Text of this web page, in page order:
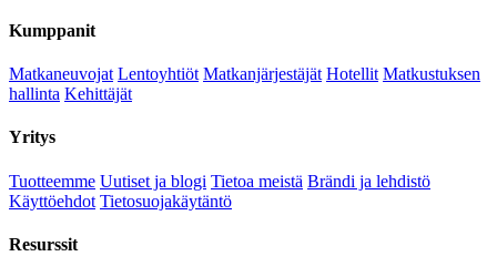
Kumppanit
Matkaneuvojat Lentoyhtiöt Matkanjärjestäjät Hotellit Matkustuksen
hallinta Kehittäjät
Yritys
Tuotteemme Uutiset ja blogi Tietoa meistä Brändi ja lehdistö
Käyttöehdot Tietosuojakäytäntö
Resurssit